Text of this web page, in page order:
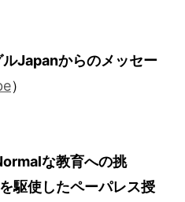
ルJapanからのメッセー
）
な教育への挑
使したペーパレス授